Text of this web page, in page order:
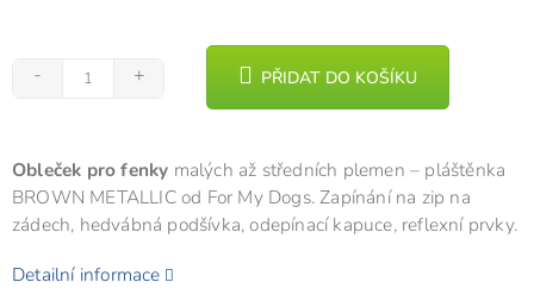
PŘIDAT DO KOŠÍKU
Obleček pro fenky malých až středních plemen – pláštěnka
BROWN METALLIC od For My Dogs. Zapínání na zip na
zádech, hedvábná podšívka, odepínací kapuce, reflexní prvky.
Detailní informace